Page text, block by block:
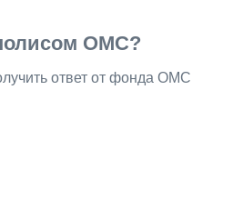
ОМС?
ответ от фонда ОМС